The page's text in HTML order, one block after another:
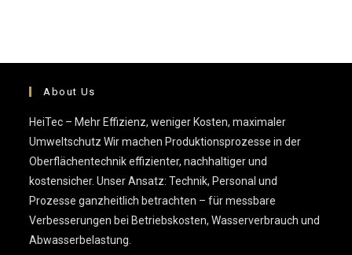
About Us
HeiTec – Mehr Effizienz, weniger Kosten, maximaler
Umweltschutz Wir machen Produktionsprozesse in der
Oberflächentechnik effizienter, nachhaltiger und
kostensicher. Unser Ansatz: Technik, Personal und
Prozesse ganzheitlich betrachten – für messbare
Verbesserungen bei Betriebskosten, Wasserverbrauch und
Abwasserbelastung.